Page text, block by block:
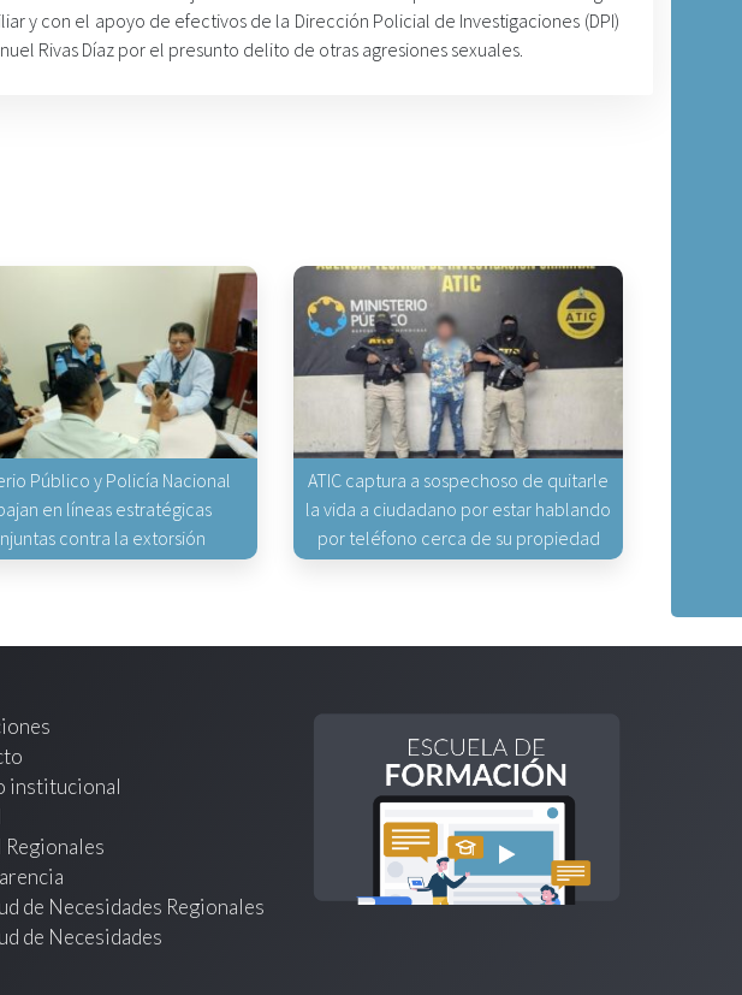
y con el apoyo de efectivos de la Dirección Policial de Investigaciones (DPI)
Rivas Díaz por el presunto delito de otras agresiones sexuales.
Público y Policía Nacional
en líneas estratégicas
contra la extorsión
ATIC captura a sospechoso de quitarle
la vida a ciudadano por estar hablando
por teléfono cerca de su propiedad
institucional
Regionales
de Necesidades Regionales
de Necesidades